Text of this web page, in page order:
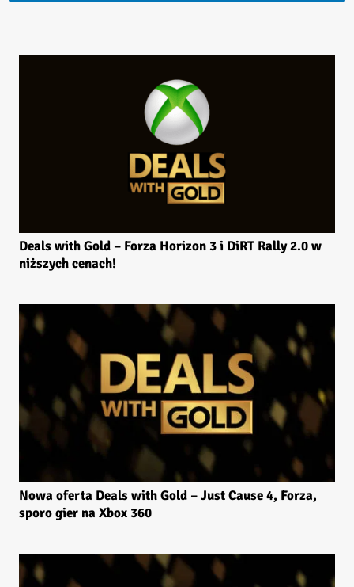
Deals with Gold – Forza Horizon 3 i DiRT Rally 2.0 w
niższych cenach!
Nowa oferta Deals with Gold – Just Cause 4, Forza,
sporo gier na Xbox 360